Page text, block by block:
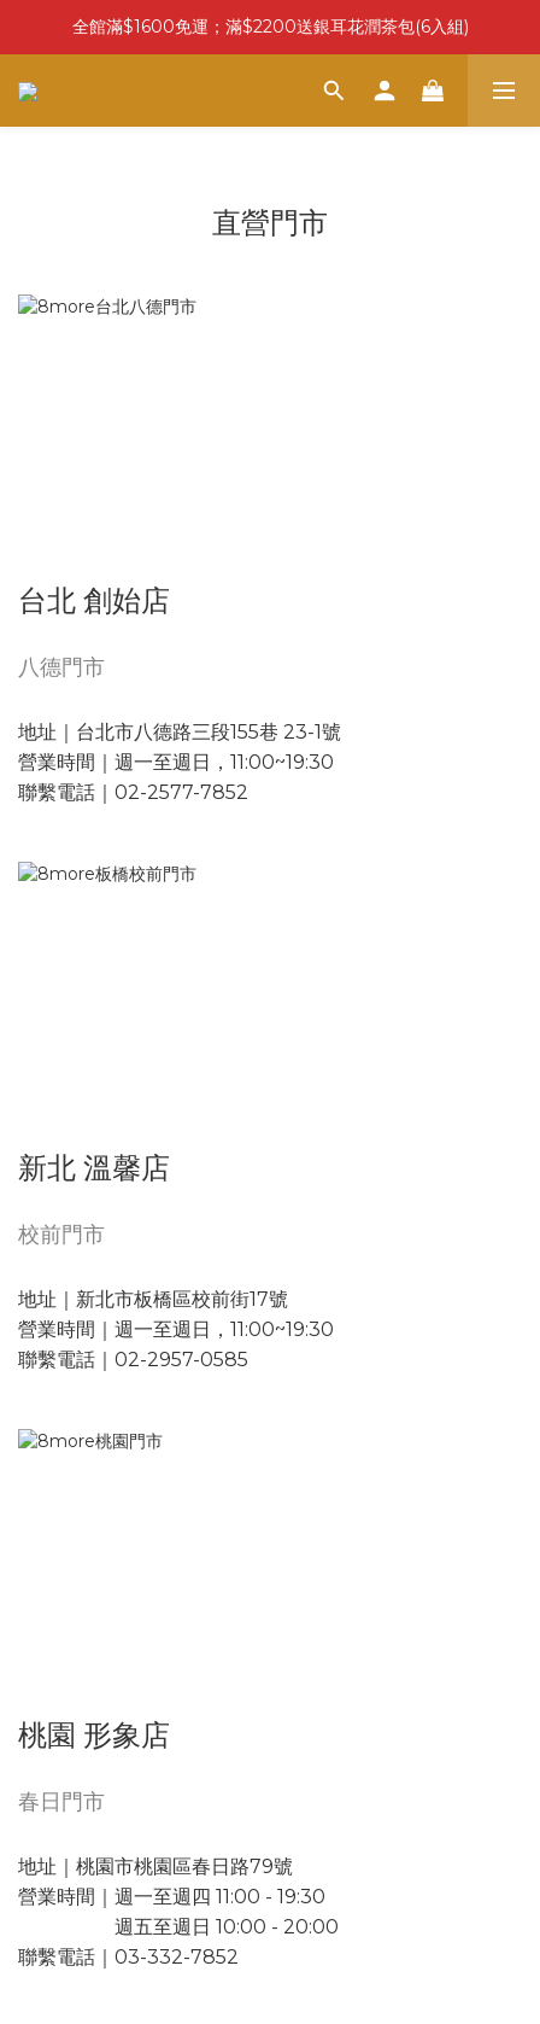
全館滿$1600免運；滿$2200送銀耳花潤茶包(6入組)
直營門市
台北 創始店
八德門市
地址｜台北市八德路三段155巷 23-1號
營業時間｜週一至週日，11:00~19:30
聯繫電話｜02-2577-7852
新北 溫馨店
校前門市
地址｜新北市板橋區校前街17號
營業時間｜週一至週日，11:00~19:30
聯繫電話｜02-2957-0585
桃園 形象店
春日門市
地址｜桃園市桃園區春日路79號
營業時間｜週一至週四 11:00 - 19:30
週五至週日 10:00 - 20:00
聯繫電話｜03-332-7852